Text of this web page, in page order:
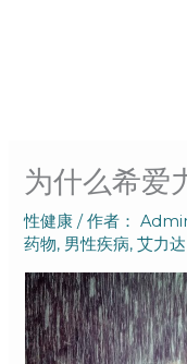
为什么希爱
性健康 / 作者：
药物, 男性疾病,艾力达